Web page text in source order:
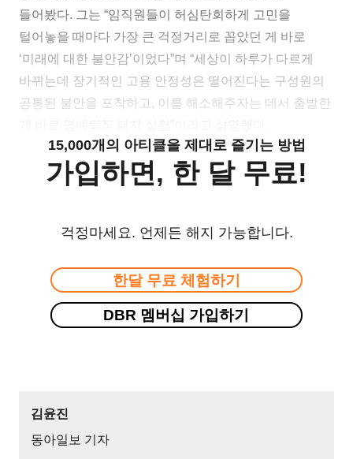
들어봤다. 그는 “임직원들이 허심탄회하게 고민을
털어놓을 때마다 가장 큰 걱정거리로 꼽았던 게 바로
‘미래에 대한 불안감’이었다”며 “세상이 하루가 다르게
바뀌는데 장기적인 고용 안정성은 떨어진다는 구성원의
공통된 불안을 포착하고, 이를 해소해주자는 데서 출발한
15,000개의 아티클을 제대로 즐기는 방법
가입하면, 한 달 무료!
걱정마세요. 언제든 해지 가능합니다.
한달 무료 체험하기
DBR 멤버십 가입하기
김윤진
동아일보 기자